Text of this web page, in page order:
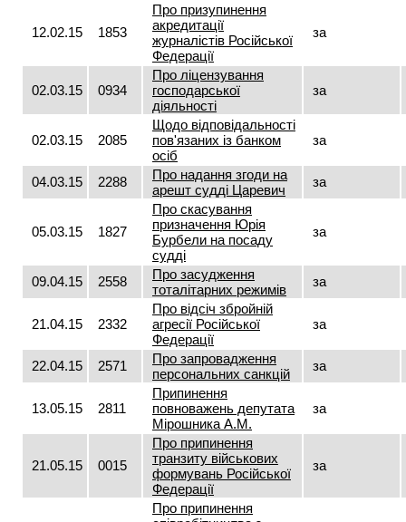
12.02.15 1853
Про призупинення
акредитації
журналістів Російської
Федерації
за
02.03.15 0934
Про ліцензування
господарської
діяльності
за
02.03.15 2085
Щодо відповідальності
пов'язаних із банком
осіб
за
04.03.15 2288
Про надання згоди на
арешт судді Царевич
за
05.03.15 1827
Про скасування
призначення Юрія
Бурбели на посаду
судді
за
09.04.15 2558
Про засудження
тоталітарних режимів
за
21.04.15 2332
Про відсіч збройній
агресії Російської
Федерації
за
22.04.15 2571
Про запровадження
персональних санкцій
за
13.05.15 2811
Припинення
повноважень депутата
Мірошника А.М.
за
21.05.15 0015
Про припинення
транзиту військових
формувань Російської
Федерації
за
Про припинення